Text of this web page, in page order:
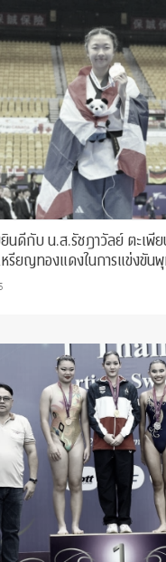
นดีกับ น.ส.รัชฎาวัลย์ ตะเ
รียญทองแดงในการแข่งขัน